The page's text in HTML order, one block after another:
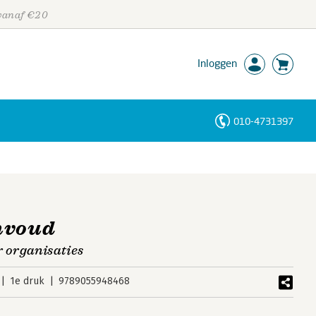
€20
Inloggen
010-4731397
organisaties
1e druk 9789055948468
Personen